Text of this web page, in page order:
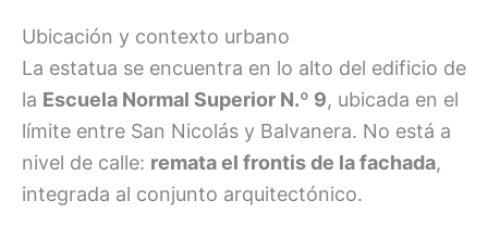
Ubicación y contexto urbano
La estatua se encuentra en lo alto del edificio de
la Escuela Normal Superior N.º 9, ubicada en el
límite entre San Nicolás y Balvanera. No está a
nivel de calle: remata el frontis de la fachada,
integrada al conjunto arquitectónico.